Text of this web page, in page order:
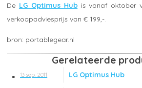
De LG Optimus Hubis vanaf oktober
verkoopadviesprijs van € 199,-.
portablegear.nl
Gerelateerde
13 sep. 2011 LG Optimus Hub